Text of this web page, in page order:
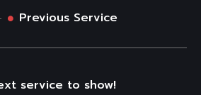
Previous Service
service to show!